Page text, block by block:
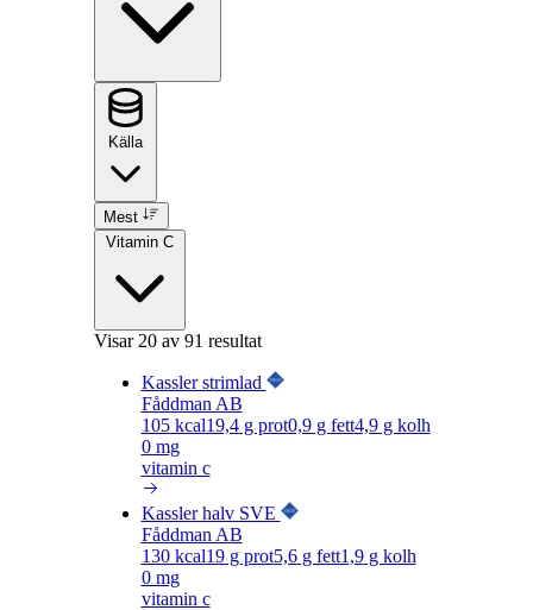
Källa
Mest
Vitamin C
Visar 20av 91 resultat
Kassler strimlad
Fåddman AB
105kcal19,4g prot0,9g fett4,9g kolh
0 mg
vitamin c
Kassler halv SVE
Fåddman AB
130kcal19g prot5,6g fett1,9g kolh
0 mg
vitamin c